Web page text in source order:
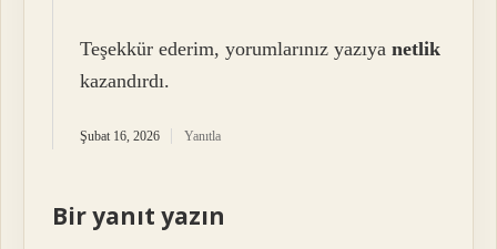
Teşekkür ederim, yorumlarınız yazıyanetlik
kazandırdı.
Şubat 16, 2026 Yanıtla
Bir yanıt yazın